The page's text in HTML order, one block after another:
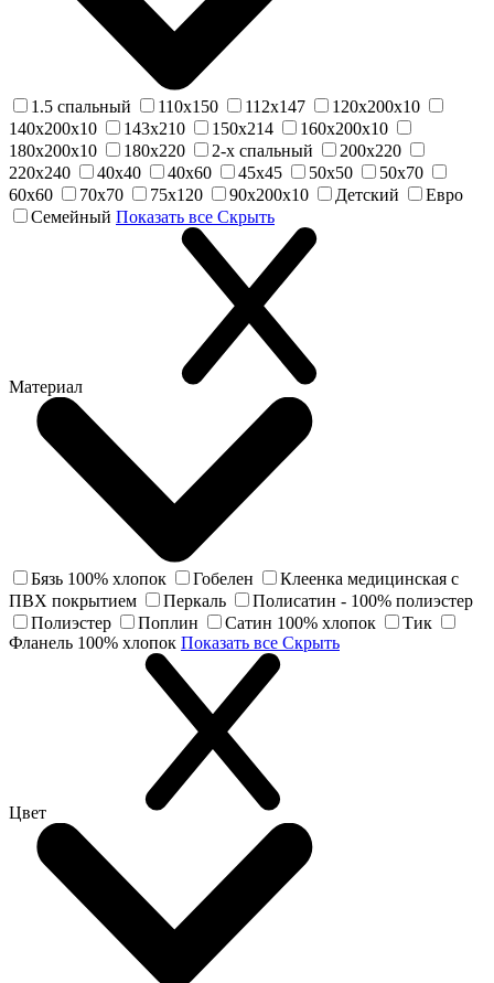
1.5 спальный 110х150 112х147
120х200х10
140х200х10
143х210 150х214
160х200х10
180х200х10
180х220 2-х спальный
200х220
220х240
40х40 40х60 45х45 50х50
50х70
60х60
70х70 75х120 90х200х10 Детский
Евро
Семейный Показать все Скрыть
Материал
Бязь 100% хлопок Гобелен
Клеенка медицинская с
ПВХ покрытием
Перкаль
Полисатин - 100% полиэстер
Полиэстер
Поплин Сатин 100% хлопок
Тик
Фланель 100% хлопок Показать все Скрыть
Цвет